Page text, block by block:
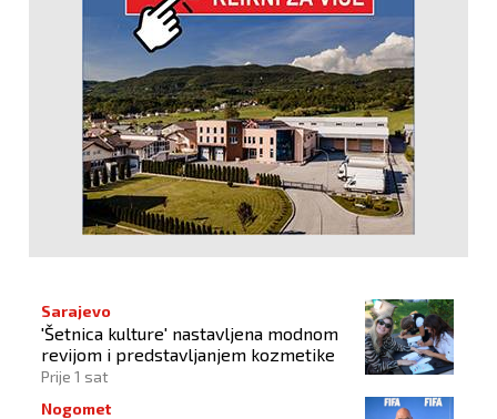
Sarajevo
'Šetnica kulture' nastavljena modnom
revijom i predstavljanjem kozmetike
Prije 1 sat
Nogomet